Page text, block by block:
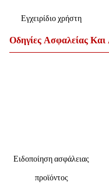
Εγχειρίδιο χρήστη
Οδηγίες Ασφαλείας
Ειδοποίηση ασφάλειας
προϊόντος